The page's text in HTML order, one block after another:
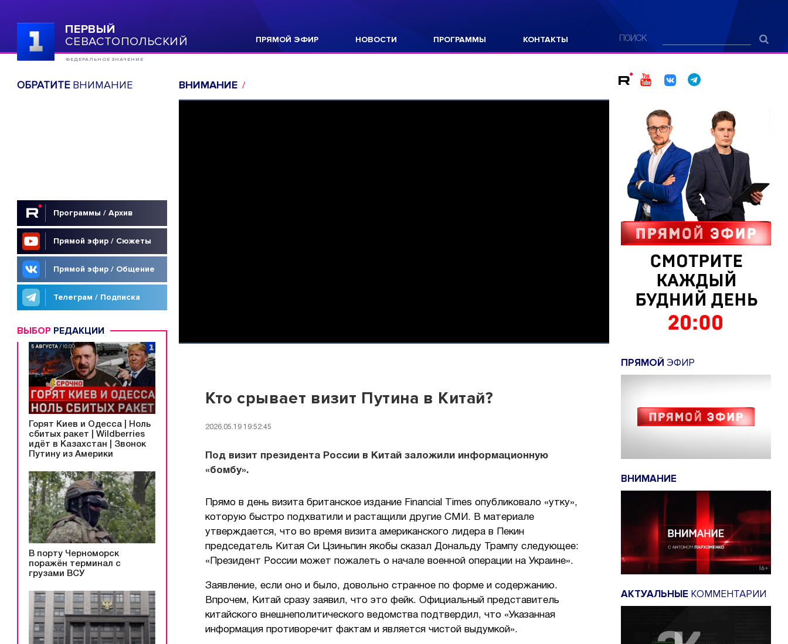
ПЕРВЫЙ
СЕВАСТОПОЛЬСКИЙ
ФЕДЕРАЛЬНОЕ ЗНАЧЕНИЕ
ПРЯМОЙ ЭФИР НОВОСТИ ПРОГРАММЫ КОНТАКТЫ ПОИСК
ОБРАТИТЕВНИМАНИЕ
Программы / Архив
Прямой эфир / Сюжеты
Прямой эфир / Общение
Телеграм / Подписка
ВЫБОР РЕДАКЦИИ
Горят Киев и Одесса | Ноль
сбитых ракет | Wildberries
идёт в Казахстан | Звонок
Путину из Америки
В порту Черноморск
поражён терминал с
грузами ВСУ
ВНИМАНИЕ
Кто срывает визит Путина в Китай?
2026.05.19 19:52:45
Под визит президента России в Китай заложили информационную
«бомбу».
Прямо в день визита британское издание Financial Times опубликовало «утку»,
которую быстро подхватили и растащили другие СМИ. В материале
утверждается, что во время визита американского лидера в Пекин
председатель Китая Си Цзиньпин якобы сказал Дональду Трампу следующее:
«Президент России может пожалеть о начале военной операции на Украине».
Заявление, если оно и было, довольно странное по форме и содержанию.
Впрочем, Китай сразу заявил, что это фейк. Официальный представитель
китайского внешнеполитического ведомства подтвердил, что «Указанная
информация противоречит фактам и является чистой выдумкой».
ПРЯМОЙ ЭФИР
ВНИМАНИЕ
АКТУАЛЬНЫЕ КОММЕНТАРИИ